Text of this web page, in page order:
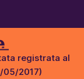
registrata al
05/2017)